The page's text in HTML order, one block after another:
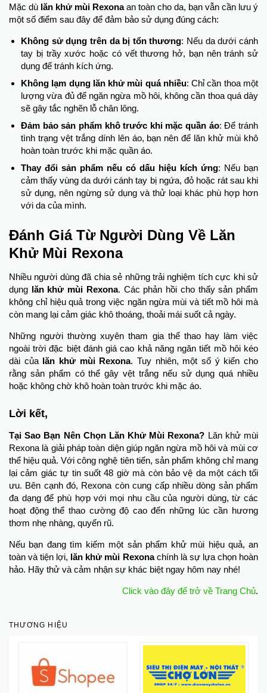
Mặc dù lăn khử mùi Rexonaan toàn cho da, bạn vẫn cần lưu ý
một số điểm sau đây để đảm bảo sử dụng đúng cách:
Không sử dụng trên da bị tổn thương: Nếu da dưới cánh
tay bị trầy xước hoặc có vết thương hở, bạn nên tránh sử
dụng để tránh kích ứng.
Không lạm dụng lăn khử mùi quá nhiều: Chỉ cần thoa một
lượng vừa đủ để ngăn ngừa mồ hôi, không cần thoa quá dày
sẽ gây tắc nghẽn lỗ chân lông.
Đảm bảo sản phẩm khô trước khi mặc quần áo: Để tránh
tình trạng vệt trắng dính lên áo, bạn nên để lăn khử mùi khô
hoàn toàn trước khi mặc quần áo.
Thay đổi sản phẩm nếu có dấu hiệu kích ứng: Nếu bạn
cảm thấy vùng da dưới cánh tay bị ngứa, đỏ hoặc rát sau khi
sử dụng, nên ngừng sử dụng và thử loại khác phù hợp hơn
với da của mình.
Đánh Giá Từ Người Dùng Về Lăn
Khử Mùi Rexona
Nhiều người dùng đã chia sẻ những trải nghiệm tích cực khi sử
dụng lăn khử mùi Rexona. Các phản hồi cho thấy sản phẩm
không chỉ hiệu quả trong việc ngăn ngừa mùi và tiết mồ hôi mà
còn mang lại cảm giác khô thoáng, thoải mái suốt cả ngày.
Những người thường xuyên tham gia thể thao hay làm việc
ngoài trời đặc biệt đánh giá cao khả năng ngăn tiết mồ hôi kéo
dài của lăn khử mùi Rexona. Tuy nhiên, một số ý kiến cho
rằng sản phẩm có thể gây vệt trắng nếu sử dụng quá nhiều
hoặc không chờ khô hoàn toàn trước khi mặc áo.
Lời kết,
Tại Sao Bạn Nên Chọn Lăn Khử Mùi Rexona? Lăn khử mùi
Rexona là giải pháp toàn diện giúp ngăn ngừa mồ hôi và mùi cơ
thể hiệu quả. Với công nghệ tiên tiến, sản phẩm không chỉ mang
lại cảm giác tự tin suốt 48 giờ mà còn bảo vệ da một cách tối
ưu. Bên cạnh đó, Rexona còn cung cấp nhiều dòng sản phẩm
đa dạng để phù hợp với mọi nhu cầu của người dùng, từ các
hoạt động thể thao cường độ cao đến những lúc cần hương
thơm nhẹ nhàng, quyến rũ.
Nếu bạn đang tìm kiếm một sản phẩm khử mùi hiệu quả, an
toàn và tiện lợi, lăn khử mùi Rexonachính là sự lựa chọn hoàn
hảo. Hãy thử và cảm nhận sự khác biệt ngay hôm nay nhé!
Click vào đây để trở về Trang Chủ.
THƯƠNG HIỆU